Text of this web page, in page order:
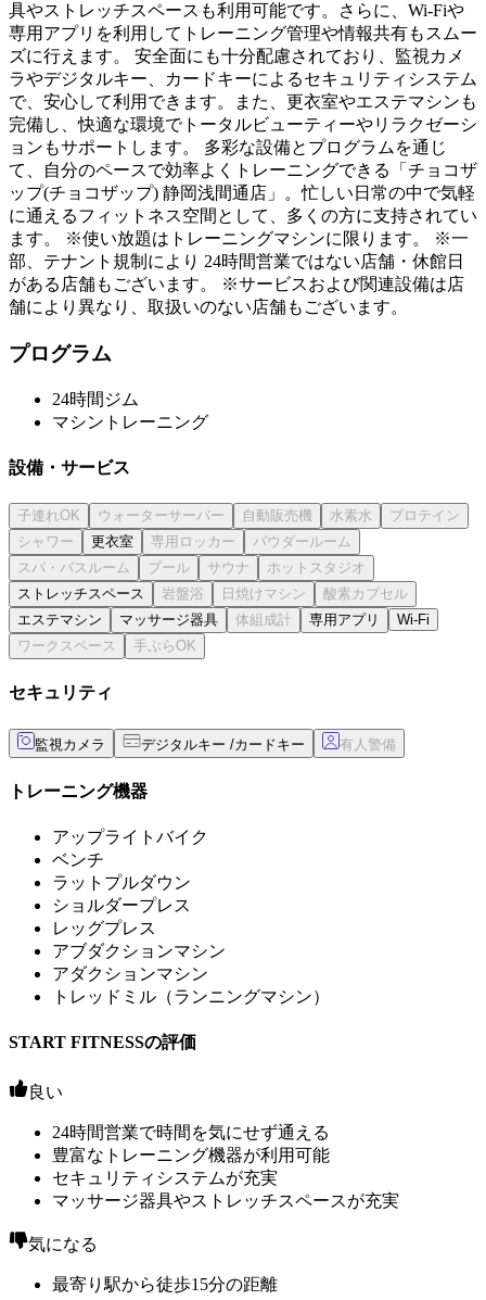
具やストレッチスペースも利用可能です。さらに、Wi-Fiや
専用アプリを利用してトレーニング管理や情報共有もスムー
ズに行えます。 安全面にも十分配慮されており、監視カメ
ラやデジタルキー、カードキーによるセキュリティシステム
で、安心して利用できます。また、更衣室やエステマシンも
完備し、快適な環境でトータルビューティーやリラクゼーシ
ョンもサポートします。 多彩な設備とプログラムを通じ
て、自分のペースで効率よくトレーニングできる「チョコザ
ップ(チョコザップ) 静岡浅間通店」。忙しい日常の中で気軽
に通えるフィットネス空間として、多くの方に支持されてい
ます。 ※使い放題はトレーニングマシンに限ります。 ※一
部、テナント規制により 24時間営業ではない店舗・休館日
がある店舗もございます。 ※サービスおよび関連設備は店
舗により異なり、取扱いのない店舗もございます。
プログラム
24時間ジム
マシントレーニング
設備・サービス
更衣室
ストレッチスペース
エステマシン
マッサージ器具 専用アプリ Wi-Fi
セキュリティ
監視カメラ デジタルキー /カードキー
トレーニング機器
アップライトバイク
ベンチ
ラットプルダウン
ショルダープレス
レッグプレス
アブダクションマシン
アダクションマシン
トレッドミル（ランニングマシン）
START FITNESSの評価
良い
24時間営業で時間を気にせず通える
豊富なトレーニング機器が利用可能
セキュリティシステムが充実
マッサージ器具やストレッチスペースが充実
気になる
最寄り駅から徒歩15分の距離